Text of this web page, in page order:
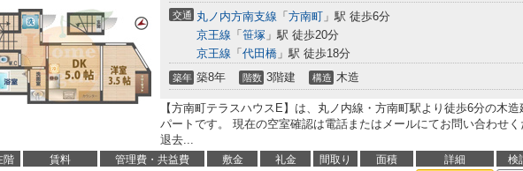
交通 丸ノ内方南支線 「 方南町 」駅 徒歩6分
京王線 「 笹塚 」駅 徒歩20分
京王線 「 代田橋 」駅 徒歩18分
築年 築8年 階数 3階建 構造 木造
【方南町テラスハウスE】は、丸ノ内線・方南町駅より徒歩6分の木造
パートです。 現在の空室確認は電話またはメールにてお問い合わせく
退去...
階 賃料 管理費・共益費 敷金 礼金 間取り 面積 詳細
検